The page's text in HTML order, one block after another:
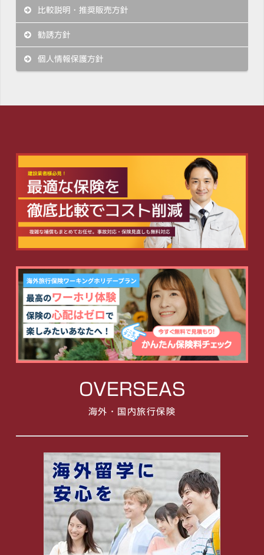
比較説明・推奨販売方針
勧誘方針
個人情報保護方針
OVERSEAS
海外・国内旅行保険